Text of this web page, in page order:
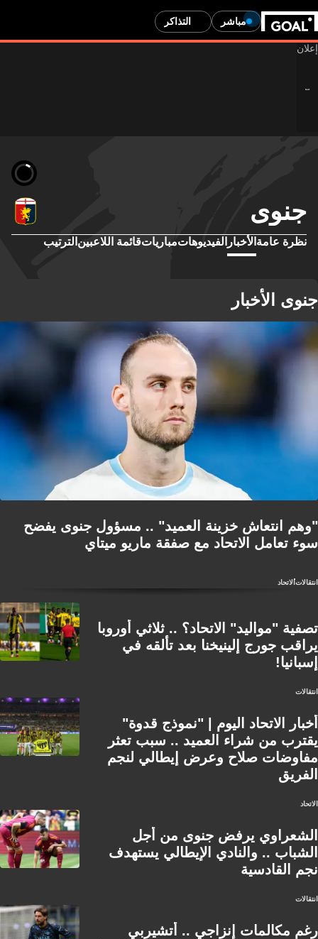
مباشر التذاكر
جنوى
نظرة عامة الأخبار الفيديوهاتمبارياتقائمة اللاعبين الترتيب
جنوى الأخبار
"وهم انتعاش خزينة العميد" .. مسؤول جنوى يفضح
سوء تعامل الاتحاد مع صفقة ماريو ميتاي
انتقالاتالاتحاد
تصفية "مواليد" الاتحاد؟ .. ثلاثي أوروبا
يراقب جورج إلينيخنا بعد تألقه في
إسبانيا!
انتقالات
أخبار الاتحاد اليوم | "نموذج قدوة"
يقترب من شراء العميد .. سبب تعثر
مفاوضات صلاح وعرض إيطالي لنجم
الفريق
الاتحاد
الشعراوي يرفض جنوى من أجل
الشباب .. والنادي الإيطالي يستهدف
نجم القادسية
انتقالات
رغم مكالمات إنزاجي .. أتشيربي